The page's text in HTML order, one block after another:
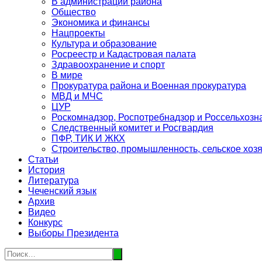
Общество
Экономика и финансы
Нацпроекты
Культура и образование
Росреестр и Кадастровая палата
Здравоохранение и спорт
В мире
Прокуратура района и Военная прокуратура
МВД и МЧС
ЦУР
Роскомнадзор, Роспотребнадзор и
Следственный комитет и Росгвардия
ПФР, ТИК И ЖКХ
Строительство, промышленность, сельское
Статьи
История
Литература
Чеченский язык
Архив
Видео
Конкурс
Выборы Президента